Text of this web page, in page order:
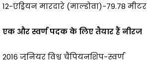
12-एंड्रियन मारदारे (माल्डोवा)-79.78 मीटर
एक और स्वर्ण पदक के लिए तैयार हैं नीरज
2016 जूनियर विश्व चैंपियनशिप-स्वर्ण